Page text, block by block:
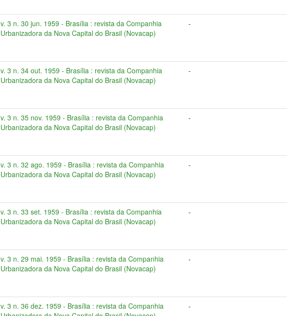
v. 3 n. 30 jun. 1959 - Brasília : revista da Companhia
Urbanizadora da Nova Capital do Brasil (Novacap)
-
v. 3 n. 34 out. 1959 - Brasília : revista da Companhia
Urbanizadora da Nova Capital do Brasil (Novacap)
-
v. 3 n. 35 nov. 1959 - Brasília : revista da Companhia
Urbanizadora da Nova Capital do Brasil (Novacap)
-
v. 3 n. 32 ago. 1959 - Brasília : revista da Companhia
Urbanizadora da Nova Capital do Brasil (Novacap)
-
v. 3 n. 33 set. 1959 - Brasília : revista da Companhia
Urbanizadora da Nova Capital do Brasil (Novacap)
-
v. 3 n. 29 mai. 1959 - Brasília : revista da Companhia
Urbanizadora da Nova Capital do Brasil (Novacap)
-
v. 3 n. 36 dez. 1959 - Brasília : revista da Companhia
-